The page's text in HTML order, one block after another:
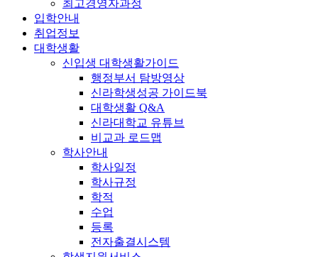
최고경영자과정
입학안내
취업정보
대학생활
신입생 대학생활가이드
행정부서 탐방영상
신라학생성공 가이드북
대학생활 Q&A
신라대학교 유튜브
비교과 로드맵
학사안내
학사일정
학사규정
학적
수업
등록
전자출결시스템